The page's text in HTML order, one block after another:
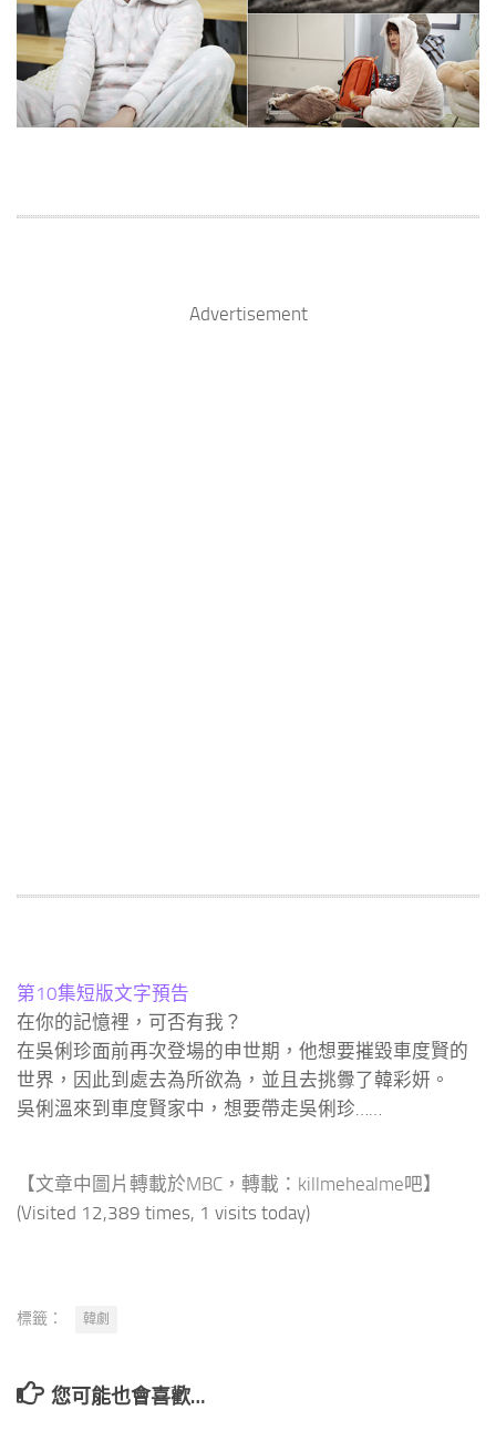
Advertisement
第10集短版文字預告
在你的記憶裡，可否有我？
在吳俐珍面前再次登場的申世期，他想要摧毀車度賢的
世界，因此到處去為所欲為，並且去挑釁了韓彩妍。
吳俐溫來到車度賢家中，想要帶走吳俐珍……
【文章中圖片轉載於MBC， 轉載： killmehealme吧】
(Visited 12,389 times, 1 visits today)
標籤： 韓劇
您可能也會喜歡…